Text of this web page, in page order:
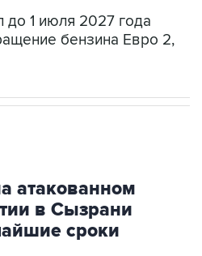
1 июля 2027 года
бензина Евро 2,
атакованном
в Сызрани
сроки